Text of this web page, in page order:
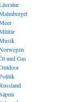
und Gas